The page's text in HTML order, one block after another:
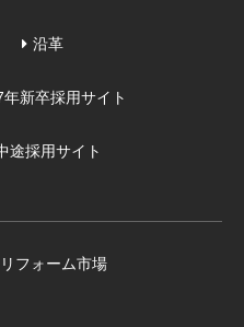
沿革
年新卒採用サイト
途採用サイト
フォーム市場